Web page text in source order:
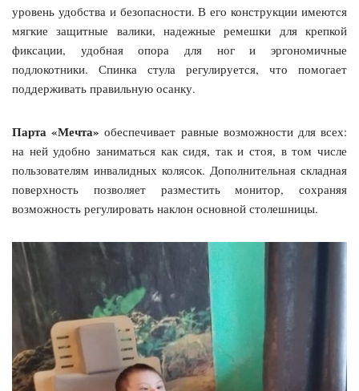
уровень удобства и безопасности. В его конструкции имеются
мягкие защитные валики, надежные ремешки для крепкой
фиксации, удобная опора для ног и эргономичные
подлокотники. Спинка стула регулируется, что помогает
поддерживать правильную осанку.
Парта «Мечта» обеспечивает равные возможности для всех:
на ней удобно заниматься как сидя, так и стоя, в том числе
пользователям инвалидных колясок. Дополнительная складная
поверхность позволяет разместить монитор, сохраняя
возможность регулировать наклон основной столешницы.